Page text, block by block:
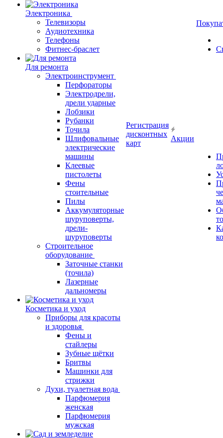
Электроника
Телевизоры
Аудиотехника
Телефоны
Фитнес-браслет
Для ремонта
Электроинструмент
Перфораторы
Электродрели,
дрели ударные
Лобзики
Рубанки
Точила
Шлифовальные
электрические
машины
Клеевые
пистолеты
Фены
стоительные
Пилы
Аккумуляторные
шуруповерты,
дрели-
шуруповерты
Строительное
оборудование
Заточные станки
(точила)
Лазерные
дальномеры
Косметика и уход
Приборы для красоты
и здоровья
Фены и
стайлеры
Зубные щётки
Бритвы
Машинки для
стрижки
Духи, туалетная вода
Парфюмерия
женская
Парфюмерия
мужская
Регистрация
дисконтных
карт
Акции